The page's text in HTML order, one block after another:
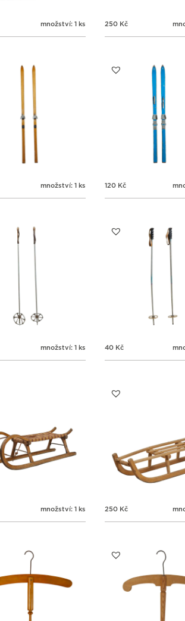
množství: 1 ks 250 Kč
množství: 1 ks 120 Kč
množství: 1 ks 40 Kč
množství: 1 ks 250 Kč